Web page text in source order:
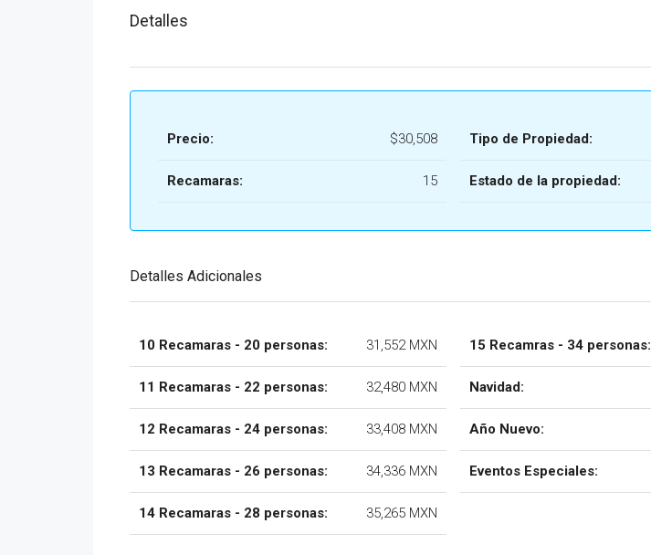
Detalles
Precio: $30,508
Recamaras: 15
Tipo de Propiedad:
Estado de la propiedad:
Detalles Adicionales
10 Recamaras - 20 personas: 31,552 MXN
11 Recamaras - 22 personas: 32,480 MXN
12 Recamaras - 24 personas: 33,408 MXN
13 Recamaras - 26 personas: 34,336 MXN
14 Recamaras - 28 personas: 35,265 MXN
15 Recamras - 34 personas:
Navidad:
Año Nuevo:
Eventos Especiales: